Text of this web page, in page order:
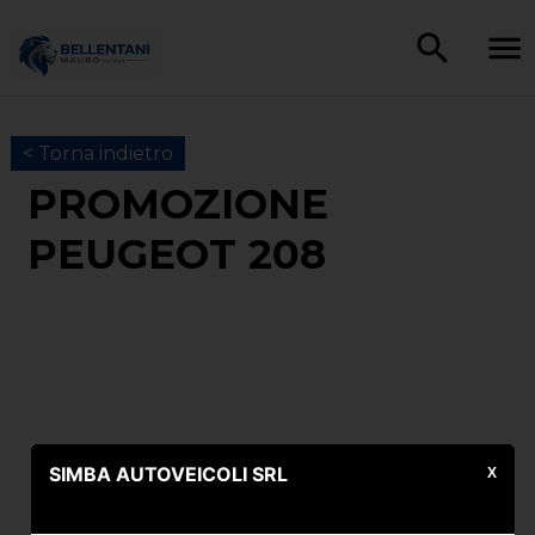
< Torna indietro
PROMOZIONE
PEUGEOT 208
SIMBA AUTOVEICOLI SRL X